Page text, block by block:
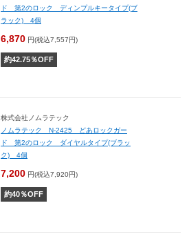
ド 第2のロック ディンプルキータイプ(ブ
ラック) 4個
6,870 円(税込7,557円)
約42.75％OFF
株式会社ノムラテック
ノムラテック N-2425 どあロックガー
ド 第2のロック ダイヤルタイプ(ブラッ
ク) 4個
7,200 円(税込7,920円)
約40％OFF